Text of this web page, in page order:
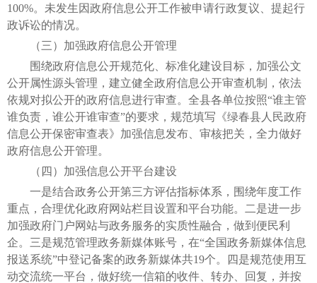
100%。未发生因政府信息公开工作被申请行政复议、提起行
政诉讼的情况。
（三）加强政府信息公开管理
围绕政府信息公开规范化、标准化建设目标，加强公文
公开属性源头管理，建立健全政府信息公开审查机制，依法
依规对拟公开的政府信息进行审查。全县各单位按照“谁主管
谁负责，谁公开谁审查”的要求，规范填写《绿春县人民政府
信息公开保密审查表》加强信息发布、审核把关，全力做好
政府信息公开管理。
（四）加强信息公开平台建设
一是结合政务公开第三方评估指标体系，围绕年度工作
重点，合理优化政府网站栏目设置和平台功能。二是进一步
加强政府门户网站与政务服务的实质性融合，做到便民利
企。三是规范管理政务新媒体账号，在“全国政务新媒体信息
报送系统”中登记备案的政务新媒体共19个。四是规范使用互
动交流统一平台，做好统一信箱的收件、转办、回复，并按